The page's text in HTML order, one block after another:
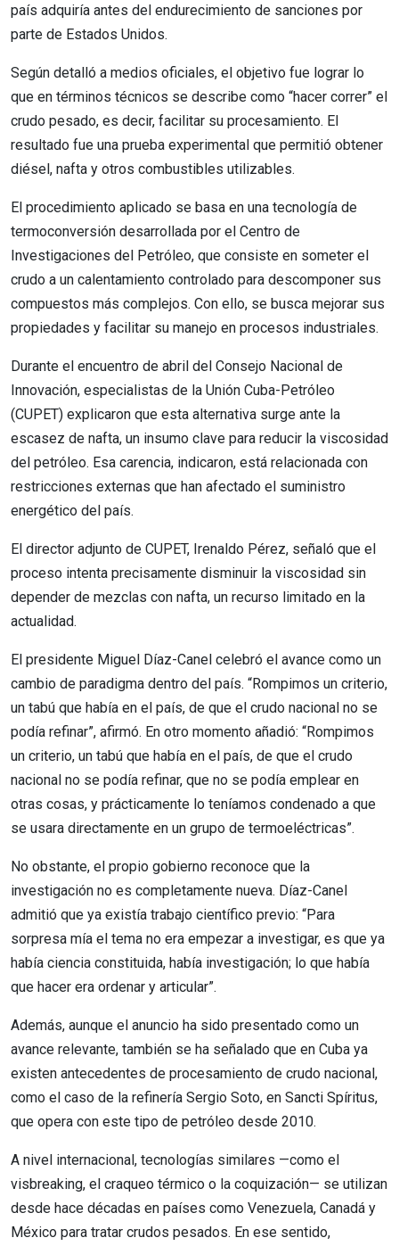
país adquiría antes del endurecimiento de sanciones por
parte de Estados Unidos.
Según detalló a medios oficiales, el objetivo fue lograr lo
que en términos técnicos se describe como “hacer correr” el
crudo pesado, es decir, facilitar su procesamiento. El
resultado fue una prueba experimental que permitió obtener
diésel, nafta y otros combustibles utilizables.
El procedimiento aplicado se basa en una tecnología de
termoconversión desarrollada por el Centro de
Investigaciones del Petróleo, que consiste en someter el
crudo a un calentamiento controlado para descomponer sus
compuestos más complejos. Con ello, se busca mejorar sus
propiedades y facilitar su manejo en procesos industriales.
Durante el encuentro de abril del Consejo Nacional de
Innovación, especialistas de la Unión Cuba-Petróleo
(CUPET) explicaron que esta alternativa surge ante la
escasez de nafta, un insumo clave para reducir la viscosidad
del petróleo. Esa carencia, indicaron, está relacionada con
restricciones externas que han afectado el suministro
energético del país.
El director adjunto de CUPET, Irenaldo Pérez, señaló que el
proceso intenta precisamente disminuir la viscosidad sin
depender de mezclas con nafta, un recurso limitado en la
actualidad.
El presidente Miguel Díaz-Canel celebró el avance como un
cambio de paradigma dentro del país. “Rompimos un criterio,
un tabú que había en el país, de que el crudo nacional no se
podía refinar”, afirmó. En otro momento añadió: “Rompimos
un criterio, un tabú que había en el país, de que el crudo
nacional no se podía refinar, que no se podía emplear en
otras cosas, y prácticamente lo teníamos condenado a que
se usara directamente en un grupo de termoeléctricas”.
No obstante, el propio gobierno reconoce que la
investigación no es completamente nueva. Díaz-Canel
admitió que ya existía trabajo científico previo: “Para
sorpresa mía el tema no era empezar a investigar, es que ya
había ciencia constituida, había investigación; lo que había
que hacer era ordenar y articular”.
Además, aunque el anuncio ha sido presentado como un
avance relevante, también se ha señalado que en Cuba ya
existen antecedentes de procesamiento de crudo nacional,
como el caso de la refinería Sergio Soto, en Sancti Spíritus,
que opera con este tipo de petróleo desde 2010.
A nivel internacional, tecnologías similares —como el
visbreaking, el craqueo térmico o la coquización— se utilizan
desde hace décadas en países como Venezuela, Canadá y
México para tratar crudos pesados. En ese sentido,